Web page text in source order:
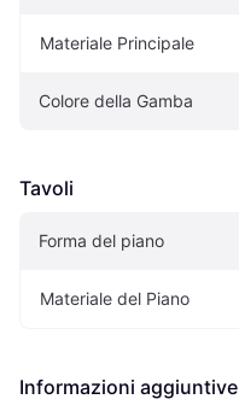
Materiale Principale
Colore della Gamba
Tavoli
Forma del piano
Materiale del Piano
Informazioni aggiuntive